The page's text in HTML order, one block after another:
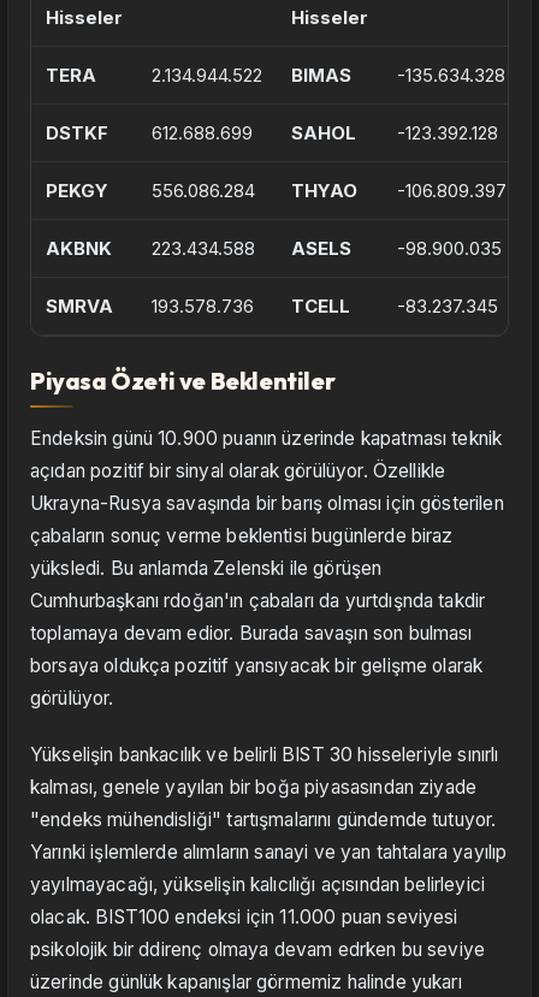
Hisseler Hisseler
TERA 2.134.944.522 BIMAS -135.634.328
DSTKF 612.688.699 SAHOL -123.392.128
PEKGY 556.086.284 THYAO -106.809.397
AKBNK 223.434.588 ASELS -98.900.035
SMRVA 193.578.736 TCELL -83.237.345
Piyasa Özeti ve Beklentiler
Endeksin günü 10.900 puanın üzerinde kapatması teknik
açıdan pozitif bir sinyal olarak görülüyor. Özellikle
Ukrayna-Rusya savaşında bir barış olması için gösterilen
çabaların sonuç verme beklentisi bugünlerde biraz
yüksledi. Bu anlamda Zelenski ile görüşen
Cumhurbaşkanı rdoğan'ın çabaları da yurtdışnda takdir
toplamaya devam edior. Burada savaşın son bulması
borsaya oldukça pozitif yansıyacak bir gelişme olarak
görülüyor.
Yükselişin bankacılık ve belirli BIST 30 hisseleriyle sınırlı
kalması, genele yayılan bir boğa piyasasından ziyade
"endeks mühendisliği" tartışmalarını gündemde tutuyor.
Yarınki işlemlerde alımların sanayi ve yan tahtalara yayılıp
yayılmayacağı, yükselişin kalıcılığı açısından belirleyici
olacak. BIST100 endeksi için 11.000 puan seviyesi
psikolojik bir ddirenç olmaya devam edrken bu seviye
üzerinde günlük kapanışlar görmemiz halinde yukarı